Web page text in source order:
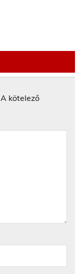
A kötelező